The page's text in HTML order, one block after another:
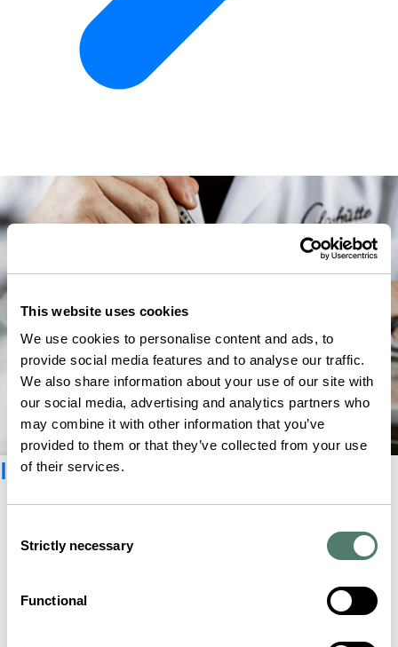
This website uses cookies
We use cookies to personalise content and ads, to
provide social media features and to analyse our traffic.
We also share information about your use of our site with
our social media, advertising and analytics partners who
may combine it with other information that you’ve
provided to them or that they’ve collected from your use
of their services.
Selection
Strictly necessary
Functional
Iscriviti alla newsletter